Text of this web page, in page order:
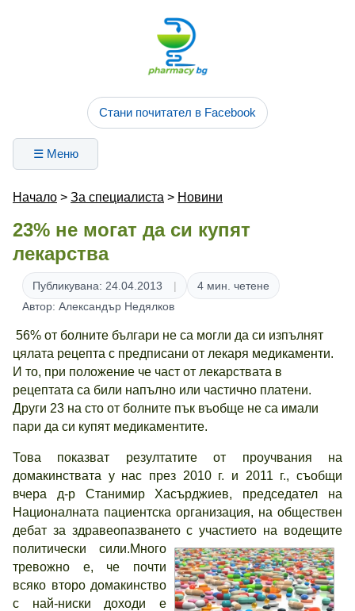
Стани почитател в Facebook
☰ Меню
Начало > За специалиста > Новини
23% не могат да си купят
лекарства
Публикувана: 24.04.2013
4 мин. четене
Автор: Александър Недялков
56% от болните българи не са могли да си изпълнят
цялата рецепта с предписани от лекаря медикаменти.
И то, при положение че част от лекарствата в
рецептата са били напълно или частично платени.
Други 23 на сто от болните пък въобще не са имали
пари да си купят медикаментите.
Това показват резултатите от проучвания на
домакинствата у нас през 2010 г. и 2011 г., съобщи
вчера д-р Станимир Хасърджиев, председател на
Националната пациентска организация, на обществен
дебат за здравеопазването с участието на водещите
политически сили.Много
тревожно е, че почти
всяко второ домакинство
с най-ниски доходи е